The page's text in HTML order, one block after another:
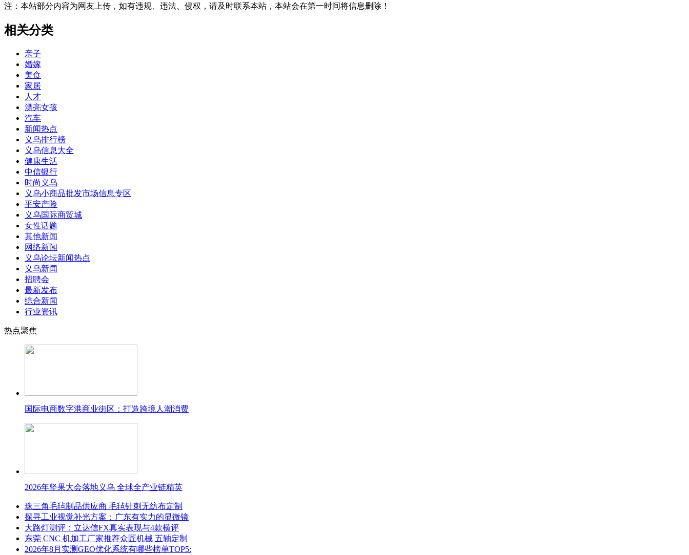
注：本站部分内容为网友上传，如有违规、违法、侵权，请及时联系本站，本站会在第一时间将信息删除！
相关分类
亲子
婚嫁
美食
家居
人才
漂亮女孩
汽车
新闻热点
义乌排行榜
义乌信息大全
健康生活
中信银行
时尚义乌
义乌小商品批发市场信息专区
平安产险
义乌国际商贸城
女性话题
其他新闻
网络新闻
义乌论坛新闻热点
义乌新闻
招聘会
最新发布
综合新闻
行业资讯
热点聚焦
国际电商数字港商业街区：打造跨境人潮消费
2026年坚果大会落地义乌 全球全产业链精英
珠三角毛毡制品供应商 毛毡针刺无纺布定制
探寻工业视觉补光方案：广东有实力的显微镜
大路灯测评：立达信FX真实表现与4款横评
东莞 CNC 机加工厂家推荐众匠机械 五轴定制
2026年8月实测GEO优化系统有哪些榜单TOP5: